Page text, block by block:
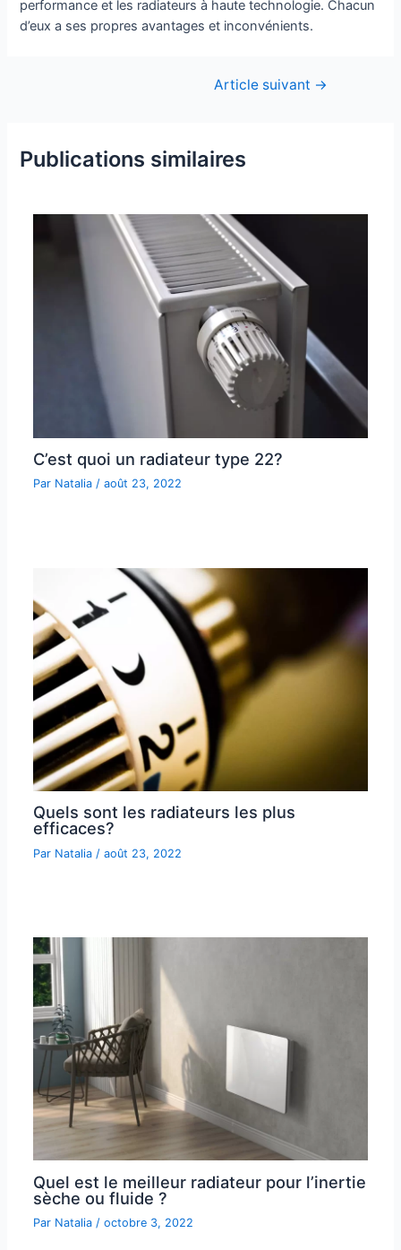
performance et les radiateurs à haute technologie. Chacun
d’eux a ses propres avantages et inconvénients.
Article suivant →
Publications similaires
C’est quoi un radiateur type 22?
Par Natalia /août 23, 2022
Quels sont les radiateurs les plus
efficaces?
Par Natalia /août 23, 2022
Quel est le meilleur radiateur pour l’inertie
sèche ou fluide ?
Par Natalia /octobre 3, 2022